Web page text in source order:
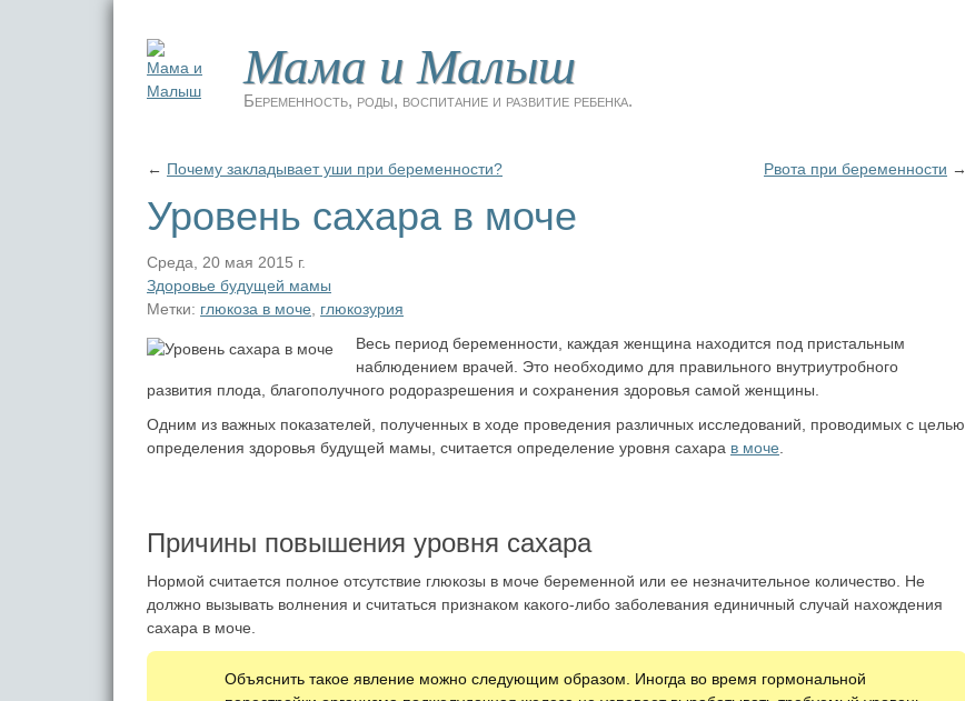
Мама и Малыш
Беременность, роды, воспитание и развитие ребенка.
← Почему закладывает уши при беременности? Рвота при беременности →
Уровень сахара в моче
Среда, 20 мая 2015 г.
Здоровье будущей мамы
Метки: глюкоза в моче
глюкозурия
Весь период беременности, каждая женщина находится под пристальным
наблюдением врачей. Это необходимо для правильного внутриутробного
развития плода, благополучного родоразрешения и сохранения здоровья самой женщины.
Одним из важных показателей, полученных в ходе проведения различных исследований, проводимых с целью
определения здоровья будущей мамы, считается определение уровня сахара в моче
Причины повышения уровня сахара
Нормой считается полное отсутствие глюкозы в моче беременной или ее незначительное количество. Не
должно вызывать волнения и считаться признаком какого-либо заболевания единичный случай нахождения
сахара в моче.
Объяснить такое явление можно следующим образом. Иногда во время гормональной